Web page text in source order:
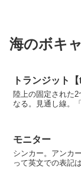
海のボキ
トランジット
陸上の固定された
なる。見通し線。
モニター
シンカー。アンカ
って英文での表記は